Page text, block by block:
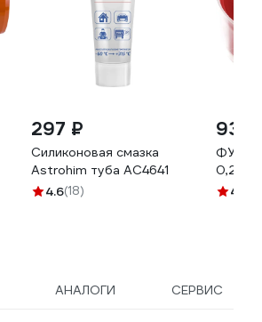
297 ₽
Силиконовая смазка
Astrohim туба AC4641
4.6(18)
93 ₽
ФУМ-
0,2мм
4.7
АНАЛОГИ СЕРВИС